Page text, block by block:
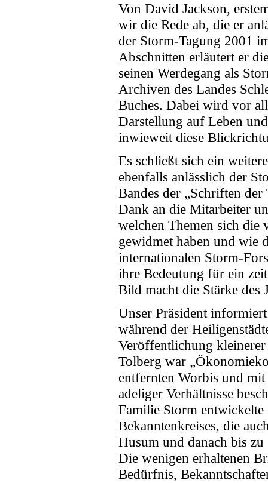
Von David Jackson,
wir die Rede ab, die er
der Storm-Tagung 2001
Abschnitten erläutert er
seinen Werdegang als
Archiven des Landes
Buches. Dabei wird vor
Darstellung auf Leben
inwieweit diese
Es schließt sich ein
ebenfalls anlässlich der
Bandes der „Schriften
Dank an die Mitarbeiter
welchen Themen sich die
gewidmet haben und wie
internationalen Storm-
ihre Bedeutung für ein
Bild macht die Stärke des
Unser Präsident
während der
Veröffentlichung
Tolberg war
entfernten Worbis und
adeliger Verhältnisse
Familie Storm entwickelte
Bekanntenkreises, die
Husum und danach bis
Die wenigen erhaltenen
Bedürfnis,